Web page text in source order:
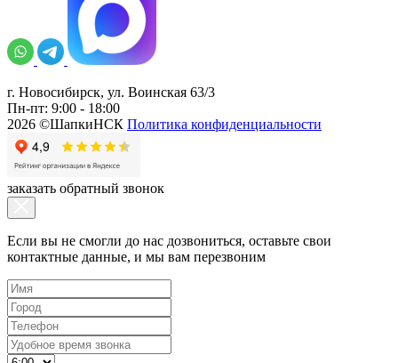
г. Новосибирск, ул. Воинская 63/3
Пн-пт: 9:00 - 18:00
2026 ©ШапкиНСК Политика конфиденциальности
заказать обратный звонок
Если вы не смогли до нас дозвониться, оставьте свои
контактные данные, и мы вам перезвоним